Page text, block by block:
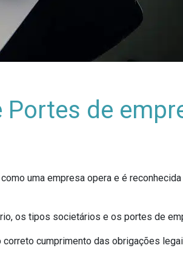
de
uma empresa opera e é
os tipos societários e os portes de
cumprimento das obrigações